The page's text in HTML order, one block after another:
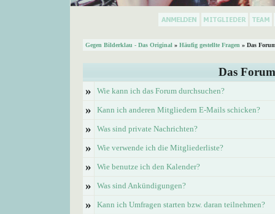
Gegen Bilderklau - Das Original » Häufig gestellte Fragen » Das
Das
»
Wie kann ich das Forum durchsuchen?
» Kann ich anderen Mitgliedern E-Mails schicken?
» Was sind private Nachrichten?
» Wie verwende ich die Mitgliederliste?
» Wie benutze ich den Kalender?
» Was sind Ankündigungen?
» Kann ich Umfragen starten bzw. daran teilnehmen?